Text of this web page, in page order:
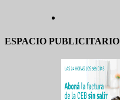
ESPACIO PUBLICITARIO